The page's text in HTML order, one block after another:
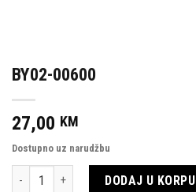
BY02-00600
27,00 KM
Dostupno uz narudžbu
Količina DODAJ U KORPU